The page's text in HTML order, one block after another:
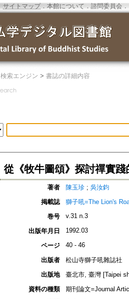
サイトマップ．本館について ． 諮問委員会 ．
検索エンジン > 書誌の詳細内容
從《牧牛圖頌》探討禪實
著者 陳玉珍 ; 吳汝鈞
掲載誌
獅子吼=The Lion's
巻号
v.31 n.3
出版年月日 1992.03
ページ 40 - 46
出版者
松山寺獅子吼雜誌社
出版地
臺北市, 臺灣 [Taipei
資料の種類
期刊論文=Journal